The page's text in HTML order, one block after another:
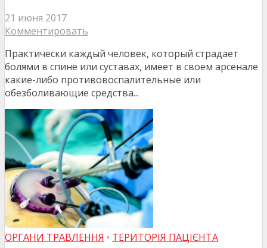
21 июня 2017
Комментировать
Практически каждый человек, который страдает
болями в спине или суставах, имеет в своем арсенале
какие-либо противовоспалительные или
обезболивающие средства...
ОРГАНИ ТРАВЛЕННЯ • ТЕРИТОРІЯ ПАЦІЄНТА